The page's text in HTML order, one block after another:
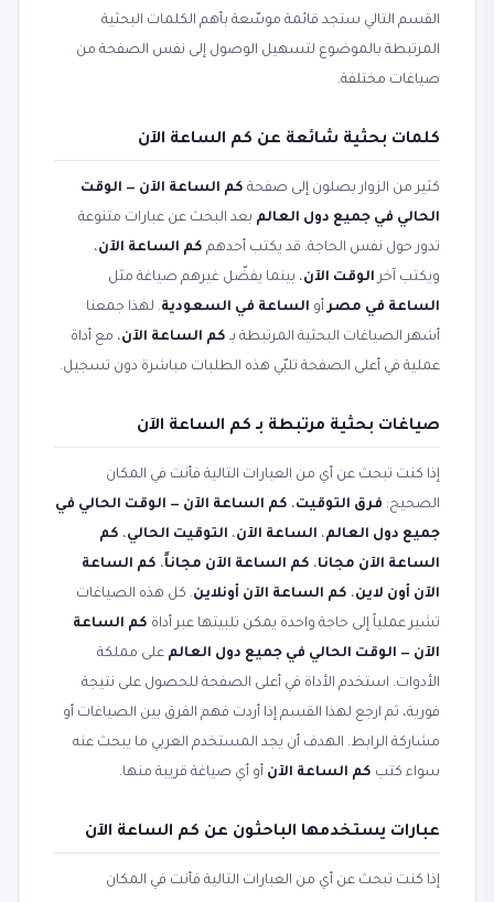
القسم التالي ستجد قائمة موسّعة بأهم الكلمات البحثية
المرتبطة بالموضوع لتسهيل الوصول إلى نفس الصفحة من
صياغات مختلفة.
كلمات بحثية شائعة عن كم الساعة الآن
كثير من الزوار يصلون إلى صفحة كم الساعة الآن — الوقت
الحالي في جميع دول العالم بعد البحث عن عبارات متنوعة
تدور حول نفس الحاجة. قد يكتب أحدهم كم الساعة الآن،
ويكتب آخر الوقت الآن، بينما يفضّل غيرهم صياغة مثل
الساعة في مصرأو الساعة في السعودية. لهذا جمعنا
أشهر الصياغات البحثية المرتبطة بـ كم الساعة الآن، مع أداة
عملية في أعلى الصفحة تلبّي هذه الطلبات مباشرة دون تسجيل.
صياغات بحثية مرتبطة بـ كم الساعة الآن
إذا كنت تبحث عن أي من العبارات التالية فأنت في المكان
الصحيح: فرق التوقيت، كم الساعة الآن — الوقت الحالي في
جميع دول العالم، الساعة الآن، التوقيت الحالي، كم
الساعة الآن مجانا، كم الساعة الآن مجاناً، كم الساعة
الآن أون لاين، كم الساعة الآن أونلاين. كل هذه الصياغات
تشير عملياً إلى حاجة واحدة يمكن تلبيتها عبر أداة كم الساعة
الآن — الوقت الحالي في جميع دول العالم على مملكة
الأدوات. استخدم الأداة في أعلى الصفحة للحصول على نتيجة
فورية، ثم ارجع لهذا القسم إذا أردت فهم الفرق بين الصياغات أو
مشاركة الرابط. الهدف أن يجد المستخدم العربي ما يبحث عنه
سواء كتب كم الساعة الآن أو أي صياغة قريبة منها.
عبارات يستخدمها الباحثون عن كم الساعة الآن
إذا كنت تبحث عن أي من العبارات التالية فأنت في المكان